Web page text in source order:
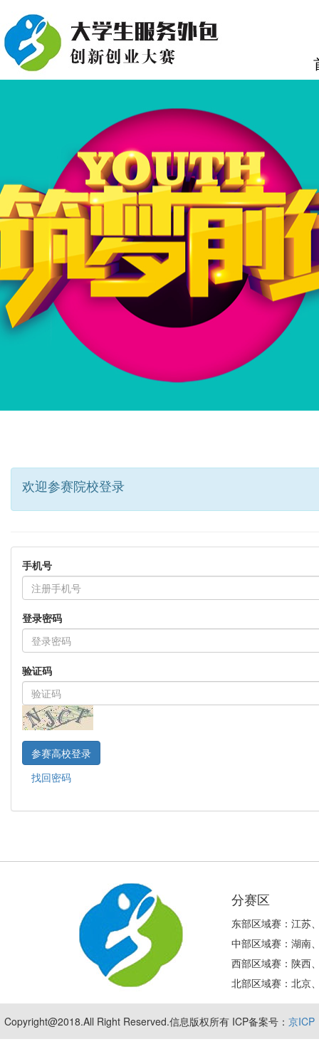
欢迎参赛院校登录
手机号
登录密码
验证码
参赛高校登录
找回密码
分赛区
东部区域赛：江苏
中部区域赛：湖南
西部区域赛：陕西
北部区域赛：北京
Copyright@2018.All Right Reserved.信息版权所有 ICP备案号： 京ICP